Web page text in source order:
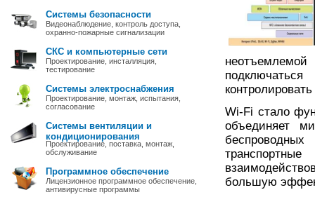
Системы безопасности
Видеонаблюдение, контроль доступа,
охранно-пожарные сигнализации
СКС и компьютерные сети
Проектирование, инсталляция,
тестирование
Системы электроснабжения
Проектирование, монтаж, испытания,
согласование
Системы вентиляции и
кондиционирования
Проектирование, поставка, монтаж,
обслуживание
Программное обеспечение
Лицензионное программное обеспечение,
антивирусные программы
Wi-Fi стало
объединяет
большую